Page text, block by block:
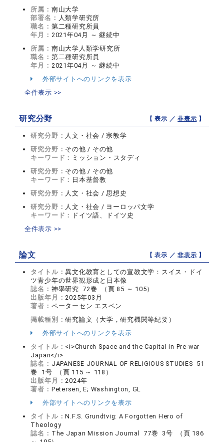
所属： 南山大学
部署名： 人類学研究所
職名： 第二種研究所員
年月： 2021年04月 ～ 継続中
所属： 南山大学人類学研究所
職名： 第二種研究所員
年月： 2021年04月 ～ 継続中
外部サイトへのリンクを表示
全件表示 >>
研究分野 【 表示 ／非表示 】
研究分野： 人文・社会 / 宗教学
研究分野： その他 / その他
キーワード： ミッション・スタディ
研究分野： その他 / その他
キーワード： 日本基督教
研究分野： 人文・社会 / 思想史
研究分野： 人文・社会 / ヨーロッパ文学
キーワード：
ドイツ語、ドイツ史
全件表示 >>
論文 【 表示 ／非表示 】
タイトル：異文化教育としての宣教文学：スイス・ドイ
ツ青少年の世界観形成と日本像
誌名： 神學研究 72巻 （頁 85 ～ 105）
出版年月：2025年03月
著者： ペーターセン エスベン
掲載種別：研究論文（大学，研究機関等紀要）
外部サイトへのリンクを表示
タイトル： <i>Church Space and the Capital in Pre-war
Japan</i>
誌名： JAPANESE JOURNAL OF RELIGIOUS STUDIES 51
巻 1号 （頁 115 ～ 118）
出版年月：2024年
著者： Petersen, E; Washington, GL
外部サイトへのリンクを表示
タイトル：N.F.S. Grundtvig: A Forgotten Hero of
Theology
誌名： The Japan Mission Journal 77巻 3号 （頁 186